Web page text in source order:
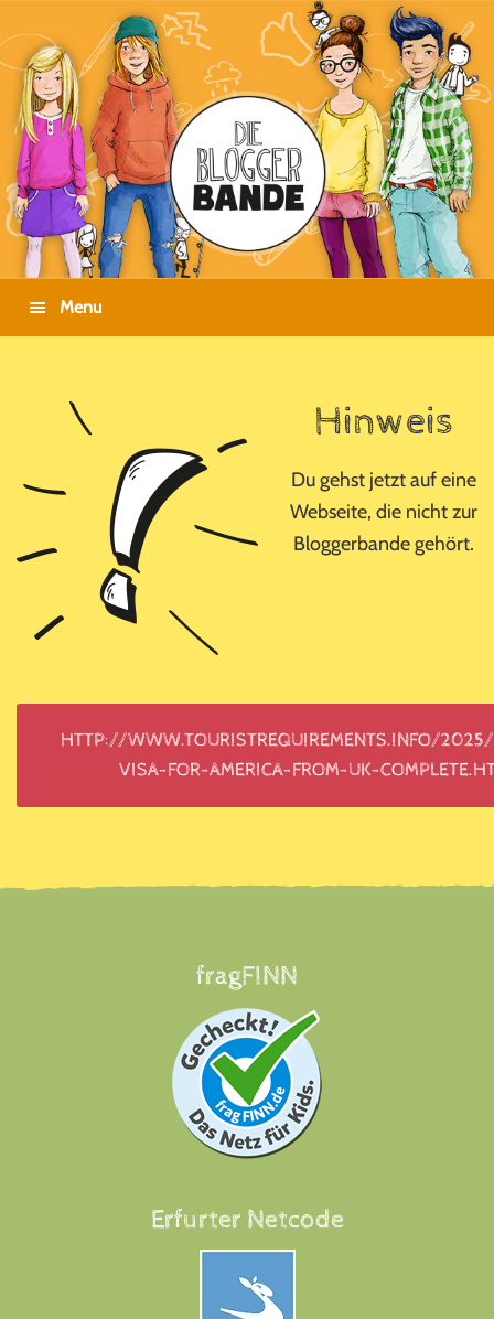
Hauptnavigation
springen
Inhalt
springen
Fußzeile
springen
Menu
Hinweis
Du gehst jetzt auf eine
Webseite, die nicht zur
Bloggerbande gehört.
HTTP://WWW.TOURISTREQUIREMENTS.INFO/
VISA-FOR-AMERICA-FROM-UK-
fragFINN
Erfurter Netcode